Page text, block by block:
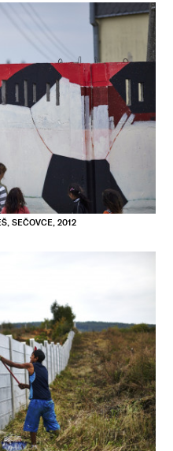
SEČOVCE, 2012